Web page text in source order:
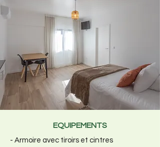
EQUIPEMENTS
- Armoire avec tiroirs et cintres